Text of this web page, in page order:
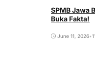
SPMB Jawa
Buka Fakta!
June 11, 2026•